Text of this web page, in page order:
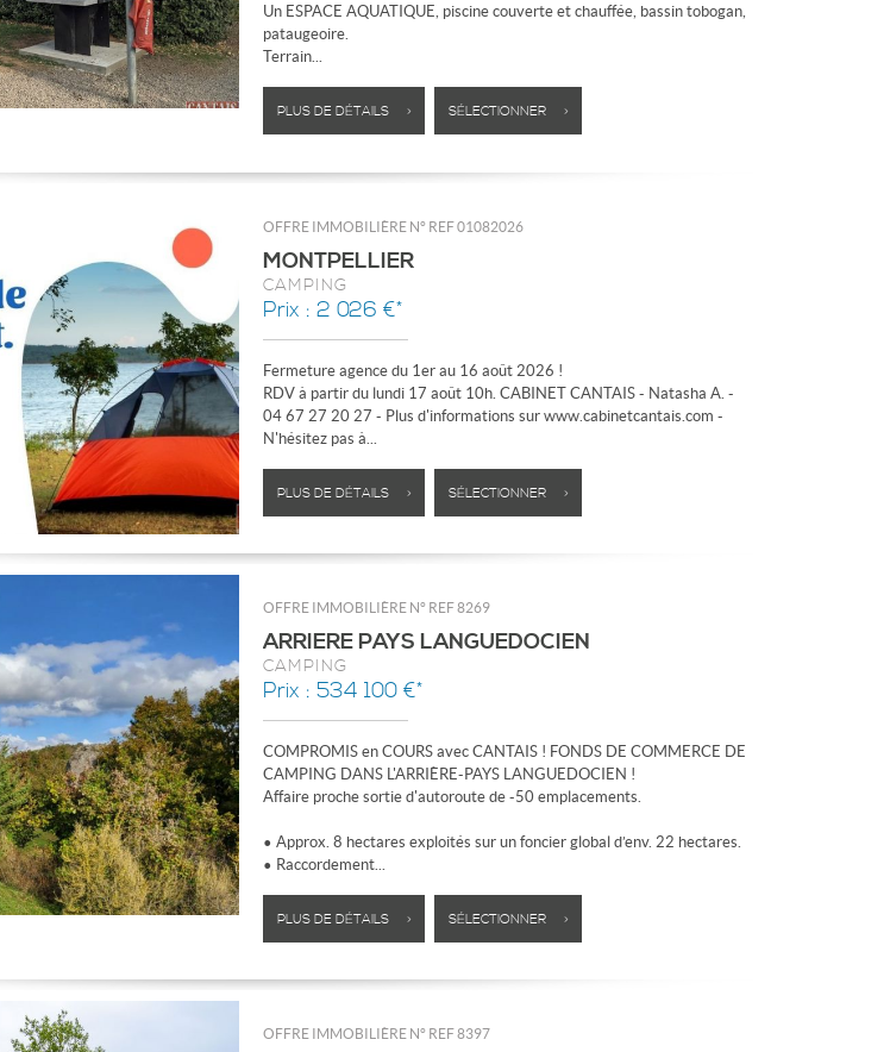
Un ESPACE AQUATIQUE, piscine couverte et chauffée, bassin tobogan,
pataugeoire.
Terrain...
PLUS DE DÉTAILS > SÉLECTIONNER >
OFFRE IMMOBILIÈRE N° REF 01082026
MONTPELLIER
CAMPING
Prix : 2 026 €*
Fermeture agence du 1er au 16 août 2026 !
RDV à partir du lundi 17 août 10h. CABINET CANTAIS - Natasha A. -
04 67 27 20 27 - Plus d'informations sur www.cabinetcantais.com -
N'hésitez pas à...
PLUS DE DÉTAILS > SÉLECTIONNER >
OFFRE IMMOBILIÈRE N° REF 8269
ARRIERE PAYS LANGUEDOCIEN
CAMPING
Prix : 534 100 €*
COMPROMIS en COURS avec CANTAIS ! FONDS DE COMMERCE DE
CAMPING DANS L'ARRIÈRE-PAYS LANGUEDOCIEN !
Affaire proche sortie d'autoroute de -50 emplacements.
• Approx. 8 hectares exploités sur un foncier global d’env. 22 hectares.
• Raccordement...
PLUS DE DÉTAILS > SÉLECTIONNER >
OFFRE IMMOBILIÈRE N° REF 8397